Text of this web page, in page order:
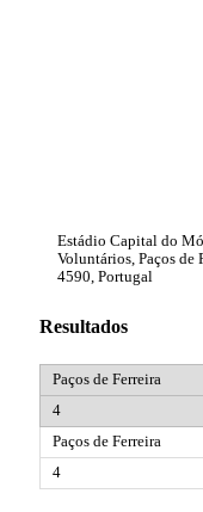
Estádio Capital do
Voluntários, Paços de
4590, Portugal
Resultados